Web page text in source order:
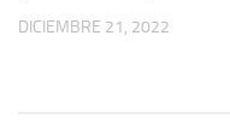
DICIEMBRE 21, 2022